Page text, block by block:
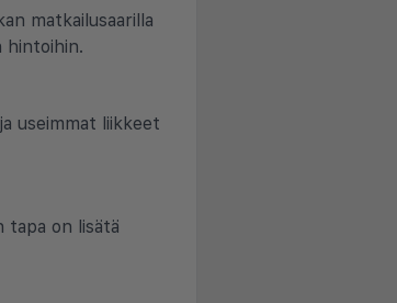
matkailusaarilla
hintoihin.
useimmat liikkeet
tapa on lisätä